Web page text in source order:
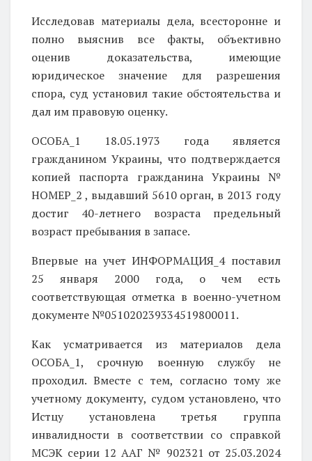
Исследовав материалы дела, всесторонне и
полно выяснив все факты, объективно
оценив доказательства, имеющие
юридическое значение для разрешения
спора, суд установил такие обстоятельства и
дал им правовую оценку.
ОСОБА_1 18.05.1973 года является
гражданином Украины, что подтверждается
копией паспорта гражданина Украины №
НОМЕР_2 , выдавший 5610 орган, в 2013 году
достиг 40-летнего возраста предельный
возраст пребывания в запасе.
Впервые на учет ИНФОРМАЦИЯ_4 поставил
25 января 2000 года, о чем есть
соответствующая отметка в военно-учетном
документе №051020239334519800011.
Как усматривается из материалов дела
ОСОБА_1, срочную военную службу не
проходил. Вместе с тем, согласно тому же
учетному документу, судом установлено, что
Истцу установлена ​​третья группа
инвалидности в соответствии со справкой
МСЭК серии 12 ААГ № 902321 от 25.03.2024